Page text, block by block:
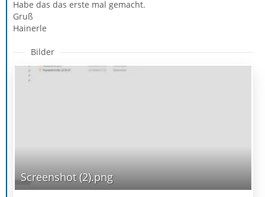
Habe das das erste mal gemacht.
Gruß
Hainerle
Bilder
Screenshot (2).png